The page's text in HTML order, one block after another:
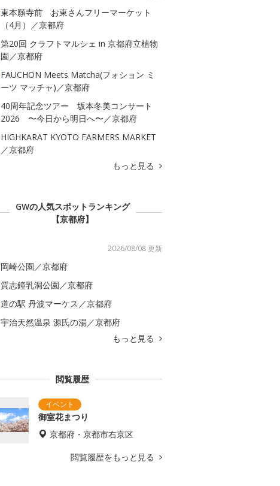
東本願寺前 お東さんフリーマーケット
（4月）／京都府
第20回 クラフトマルシェ in 京都府立植物
園／京都府
FAUCHON Meets Matcha(フォション ミ
ーツ マッチャ)／京都府
40周年記念ツアー 坂本冬美コンサート
2026 〜今日から明日へ〜／京都府
HIGHKARAT KYOTO FARMERS MARKET
／京都府
もっと見る
GWの人気スポットランキング
【京都府】
2026/08/08 更新
岡崎公園／京都府
質志鐘乳洞公園／京都府
道の駅 丹波マーケス／京都府
宇治天然温泉 源氏の湯／京都府
もっと見る
閲覧履歴
御室花まつり
京都府・京都市右京区
閲覧履歴をもっと見る